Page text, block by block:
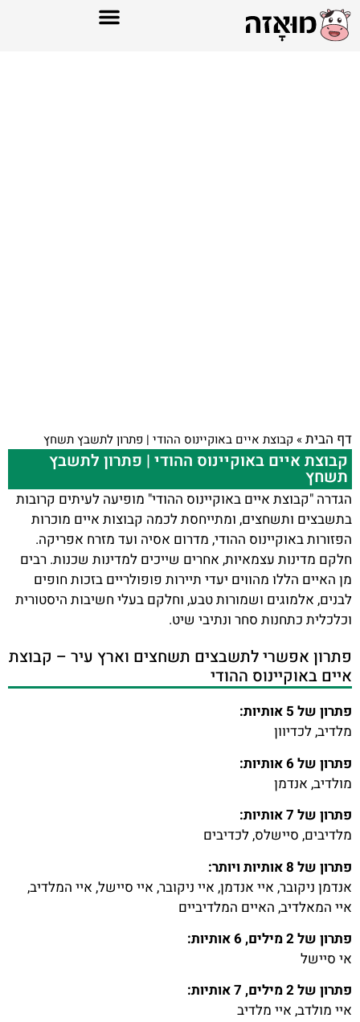
דף הבית» קבוצת איים באוקיינוס ההודי | פתרון לתשבץ תשחץ
קבוצת איים באוקיינוס ההודי | פתרון לתשבץ
תשחץ
הגדרה "קבוצת איים באוקיינוס ההודי" מופיעה לעיתים קרובות
בתשבצים ותשחצים, ומתייחסת לכמה קבוצות איים מוכרות
הפזורות באוקיינוס ההודי, מדרום אסיה ועד מזרח אפריקה.
חלקם מדינות עצמאיות, אחרים שייכים למדינות שכנות. רבים
מן האיים הללו מהווים יעדי תיירות פופולריים בזכות חופים
לבנים, אלמוגים ושמורות טבע, וחלקם בעלי חשיבות היסטורית
וכלכלית כתחנות סחר ונתיבי שיט.
פתרון אפשרי לתשבצים תשחצים וארץ עיר – קבוצת
איים באוקיינוס ההודי
פתרון של 5 אותיות:
מלדיב, לכדיוון
פתרון של 6 אותיות:
מולדיב, אנדמן
פתרון של 7 אותיות:
מלדיבים, סיישלס, לכדיבים
פתרון של 8 אותיות ויותר:
אנדמן ניקובר, איי אנדמן, איי ניקובר, איי סיישל, איי המלדיב,
איי המאלדיב, האיים המלדיביים
פתרון של 2 מילים, 6 אותיות:
אי סיישל
פתרון של 2 מילים, 7 אותיות:
איי מולדב, איי מלדיב